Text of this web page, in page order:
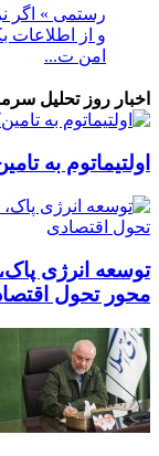
رستمی » اگر
و از اطلاعات
امن ت...
اخبار روز تحلیل
اولتیماتوم به
توسعه انرژی
محور تحول